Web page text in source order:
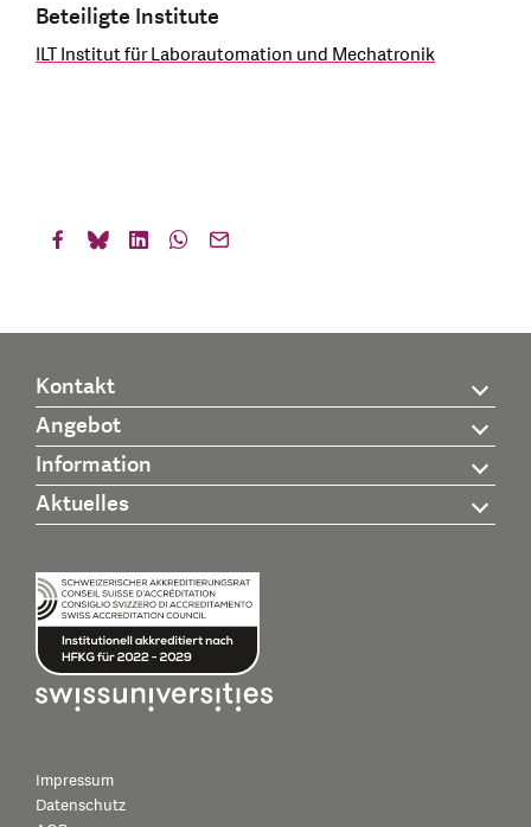
Beteiligte Institute
ILT Institut für Laborautomation und Mechatronik
Kontakt
Angebot
Information
Aktuelles
Impressum
Datenschutz